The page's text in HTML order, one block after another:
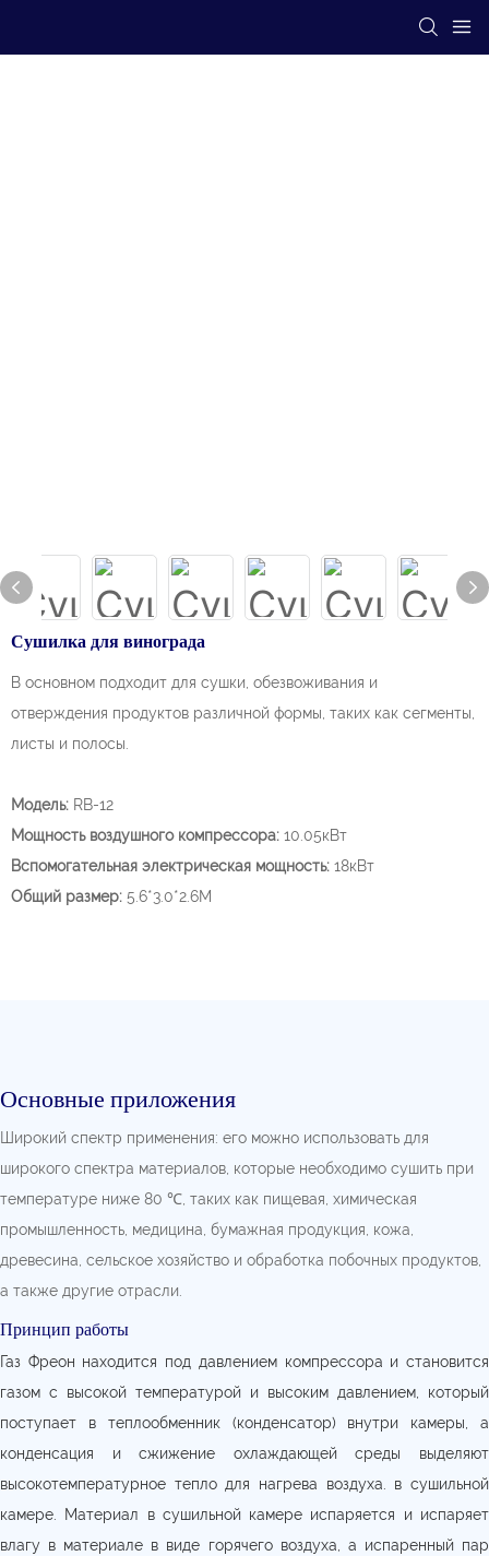
Сушилка для винограда
В основном подходит для сушки, обезвоживания и
отверждения продуктов различной формы, таких как сегменты,
листы и полосы.
Модель: RB-12
Мощность воздушного компрессора: 10.05кВт
Вспомогательная электрическая мощность: 18кВт
Общий размер: 5.6*3.0*2.6М
Основные приложения
Широкий спектр применения: его можно использовать для
широкого спектра материалов, которые необходимо сушить при
температуре ниже 80 ℃, таких как пищевая, химическая
промышленность, медицина, бумажная продукция, кожа,
древесина, сельское хозяйство и обработка побочных продуктов,
а также другие отрасли.
Принцип работы
Газ Фреон находится под давлением компрессора и становится
газом с высокой температурой и высоким давлением, который
поступает в теплообменник (конденсатор) внутри камеры, а
конденсация и сжижение охлаждающей среды выделяют
высокотемпературное тепло для нагрева воздуха. в сушильной
камере. Материал в сушильной камере испаряется и испаряет
влагу в материале в виде горячего воздуха, а испаренный пар